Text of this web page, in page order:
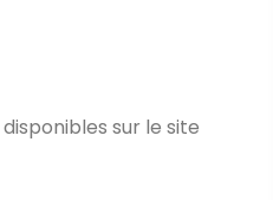
sur le site